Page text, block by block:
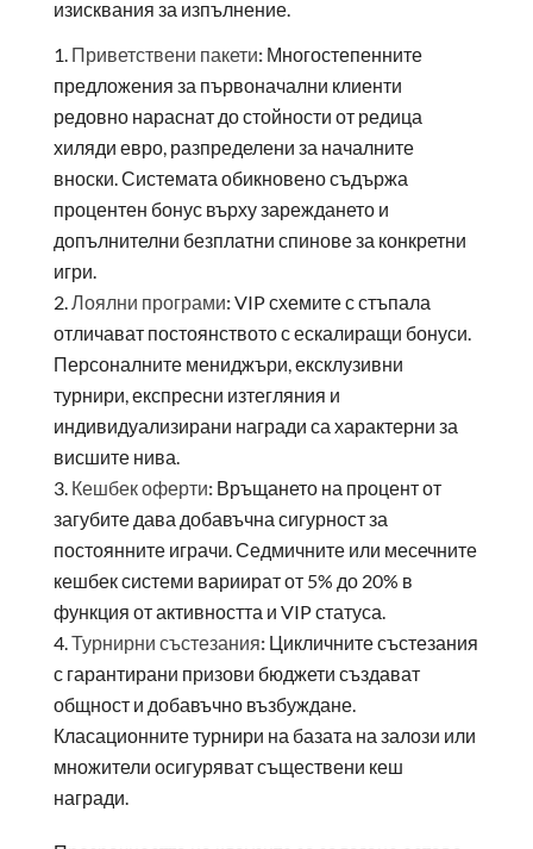
изисквания за изпълнение.
Приветствени пакети:Многостепенните
предложения за първоначални клиенти
редовно нараснат до стойности от редица
хиляди евро, разпределени за началните
вноски. Системата обикновено съдържа
процентен бонус върху зареждането и
допълнителни безплатни спинове за конкретни
игри.
Лоялни програми:VIP схемите с стъпала
отличават постоянството с ескалиращи бонуси.
Персоналните мениджъри, ексклузивни
турнири, експресни изтегляния и
индивидуализирани награди са характерни за
висшите нива.
Кешбек оферти:Връщането на процент от
загубите дава добавъчна сигурност за
постоянните играчи. Седмичните или месечните
кешбек системи вариират от 5% до 20% в
функция от активността и VIP статуса.
Турнирни състезания:Цикличните състезания
с гарантирани призови бюджети създават
общност и добавъчно възбуждане.
Класационните турнири на базата на залози или
множители осигуряват съществени кеш
награди.